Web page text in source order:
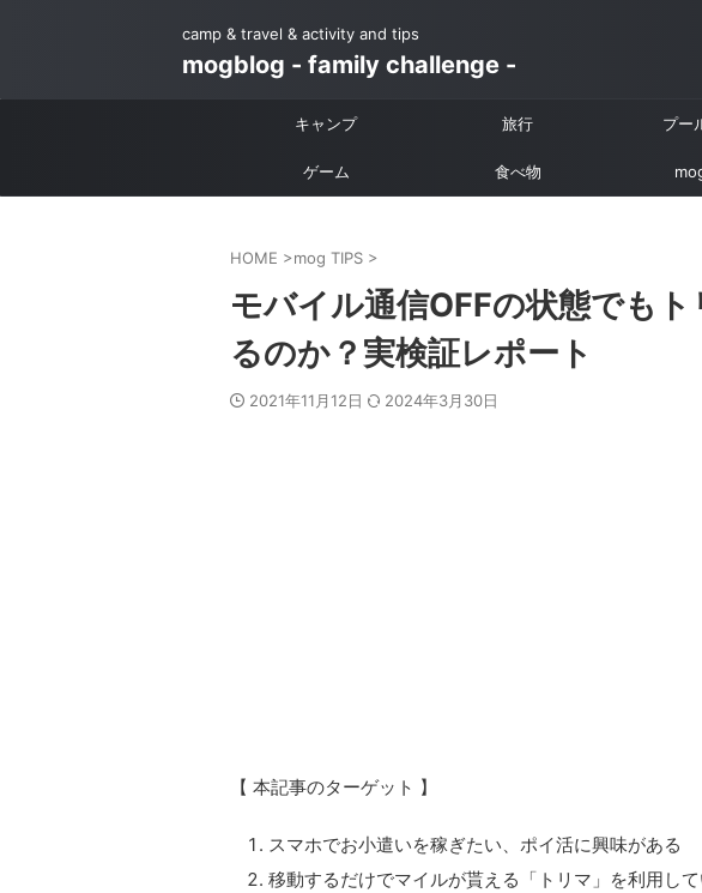
camp & travel & activity and tips
mogblog - family challenge -
キャンプ 旅行 プー
ゲーム 食べ物
HOME >mog TIPS >
モバイル通信OFFの状態でも
るのか？実検証レポート
2021年11月12日 2024年3月30日
【 本記事のターゲット 】
スマホでお小遣いを稼ぎたい、ポイ活に興味がある
移動するだけでマイルが貰える「トリマ」を利用して